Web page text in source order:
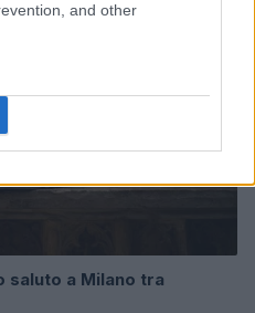
and other
saluto a Milano tra